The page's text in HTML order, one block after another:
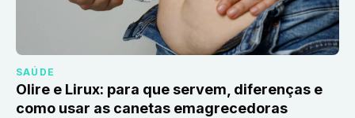
SAÚDE
Olire e Lirux: para que servem, diferenças e
como usar as canetas emagrecedoras